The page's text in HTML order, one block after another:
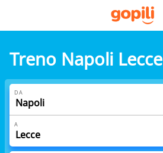
Treno Napoli Lecce
DA
A